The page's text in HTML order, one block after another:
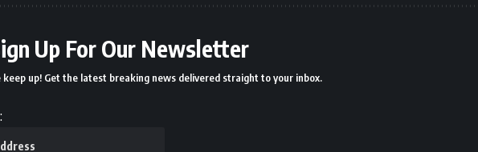
Up For Our Newsletter
keep up! Get the latest breaking news delivered straight to your inbox.